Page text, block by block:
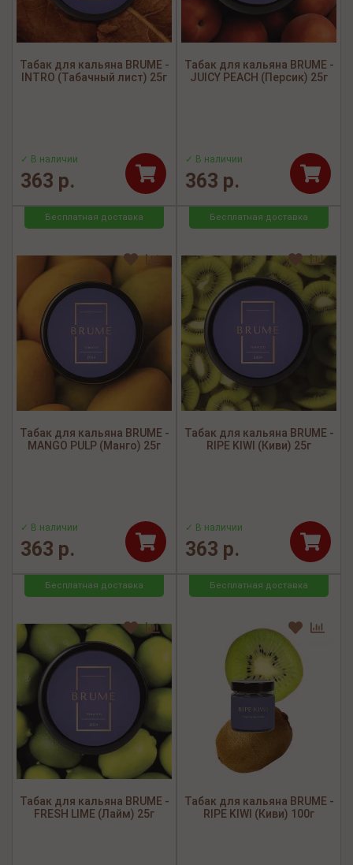
Табак для кальяна BRUME -
INTRO (Табачный лист) 25г
✓ В наличии
363 р.
Табак для кальяна BRUME -
JUICY PEACH (Персик) 25г
✓ В наличии
363 р.
Бесплатная доставка
Табак для кальяна BRUME -
MANGO PULP (Манго) 25г
✓ В наличии
363 р.
Бесплатная доставка
Табак для кальяна BRUME -
RIPE KIWI (Киви) 25г
✓ В наличии
363 р.
Бесплатная доставка
Табак для кальяна BRUME -
FRESH LIME (Лайм) 25г
Бесплатная доставка
Табак для кальяна BRUME -
RIPE KIWI (Киви) 100г